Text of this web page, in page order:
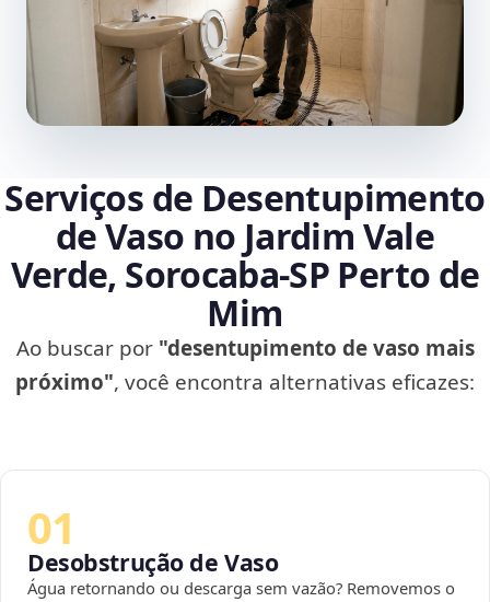
Serviços de Desentupimento
de Vaso no Jardim Vale
Verde, Sorocaba‑SP Perto de
Mim
Ao buscar por "desentupimento de vaso mais
próximo", você encontra alternativas eficazes:
01
Desobstrução de Vaso
Água retornando ou descarga sem vazão? Removemos o